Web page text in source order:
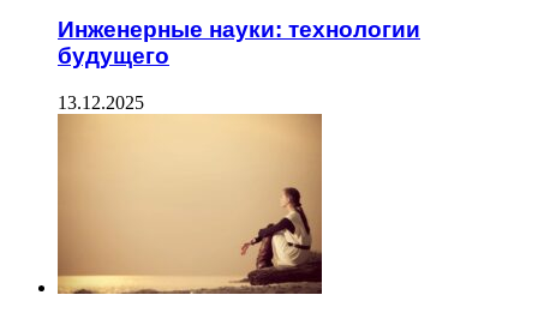
Инженерные науки: технологии
будущего
13.12.2025